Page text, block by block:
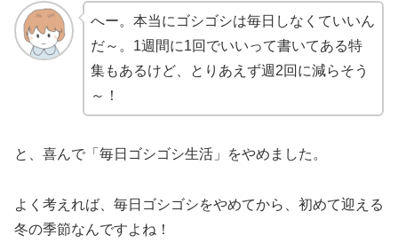
へー。本当にゴシゴシは毎日しなくていいん
だ～。1週間に1回でいいって書いてある特
集もあるけど、とりあえず週2回に減らそう
～！
と、喜んで「毎日ゴシゴシ生活」をやめました。
よく考えれば、毎日ゴシゴシをやめてから、初めて迎える
冬の季節なんですよね！